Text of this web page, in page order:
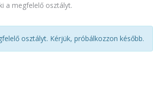
a megfelelő osztályt.
osztályt. Kérjük, próbálkozzon később.